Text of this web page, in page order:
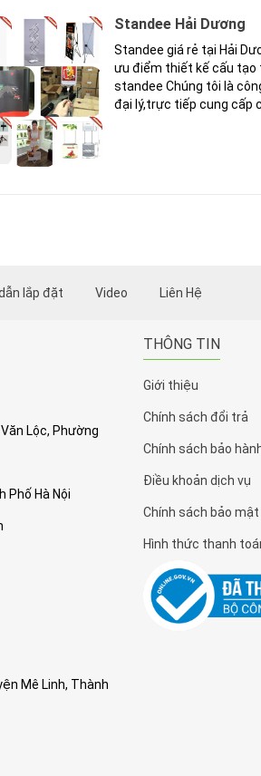
Standee Hải Dương
Standee giá rẻ tại Hải
ưu điểm thiết kế cấu tạo
standee Chúng tôi là
đại lý,trực tiếp cung cấp
lắp đặt Video Liên Hệ
Lộc, Phường
Phố Hà Nội
Mê Linh, Thành
THÔNG TIN
Giới thiệu
Chính sách đổi trả
Chính sách bảo
Điều khoản dịch vụ
Chính sách bảo mật
Hình thức thanh